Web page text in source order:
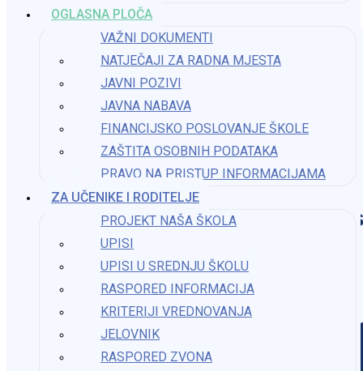
OGLASNA PLOČA
VAŽNI DOKUMENTI
NATJEČAJI ZA RADNA MJESTA
JAVNI POZIVI
JAVNA NABAVA
FINANCIJSKO POSLOVANJE ŠKOLE
ZAŠTITA OSOBNIH PODATAKA
PRAVO NA PRISTUP INFORMACIJAMA​
ZA UČENIKE I RODITELJE
PROJEKT NAŠA ŠKOLA
UPISI
UPISI U SREDNJU ŠKOLU
RASPORED INFORMACIJA
KRITERIJI VREDNOVANJA
JELOVNIK
RASPORED ZVONA